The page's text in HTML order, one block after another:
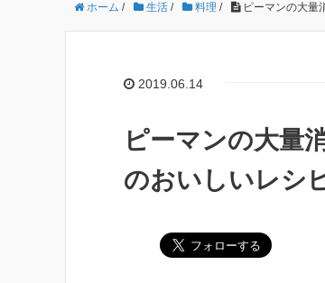
ホーム / 生活 / 料理 / ピーマンの大量
2019.06.14
ピーマンの大量
のおいしいレシ